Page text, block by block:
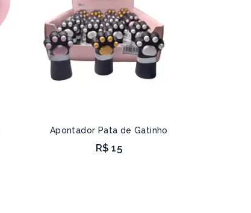
Apontador Pata de Gatinho
R$ 15